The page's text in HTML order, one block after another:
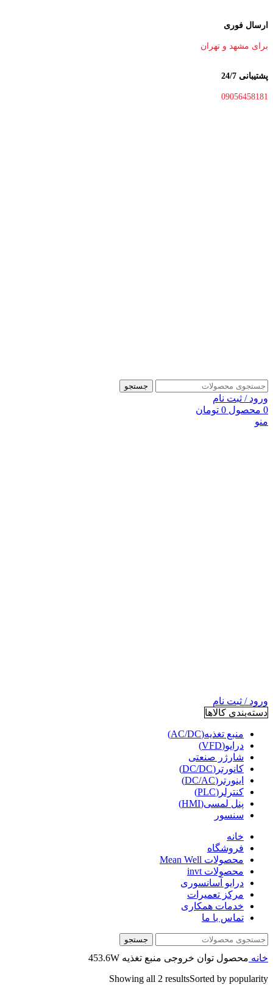
ارسال فوری
برای مشهد و تهران
پشتیبانی 24/7
09056458181
جستجو
ورود / ثبت نام
0 محصول 0 تومان
منو
ورود / ثبت نام
دسته‌بندی کالاها
منبع تغذیه(AC/DC)
درایو(VFD)
شارژر صنعتی
کانورتر(DC/DC)
اینورتر(DC/AC)
کنترلر(PLC)
پنل لمسی(HMI)
سنسور
خانه
فروشگاه
محصولات Mean Well
محصولات invt
درایو آسانسوری
مرکز تعمیرات
خدمات همکاری
تماس با ما
جستجو
خانه محصول توان خروجی منبع تغذیه 453.6W
Showing all 2 resultsSorted by popularity